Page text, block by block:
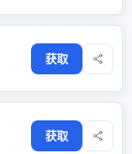
获取
获取